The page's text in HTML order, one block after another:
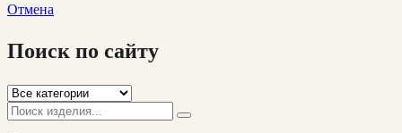
Отмена
Поиск по сайту